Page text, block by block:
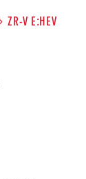
ZR-V E:HEV